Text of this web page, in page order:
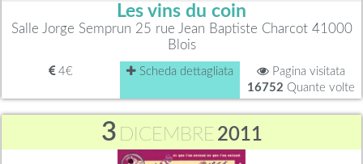
Les vins du coin
Salle Jorge Semprun 25 rue Jean Baptiste Charcot 41000
Blois
4€ Scheda dettagliata
Pagina visitata
16752 Quante volte
3 DICEMBRE 2011